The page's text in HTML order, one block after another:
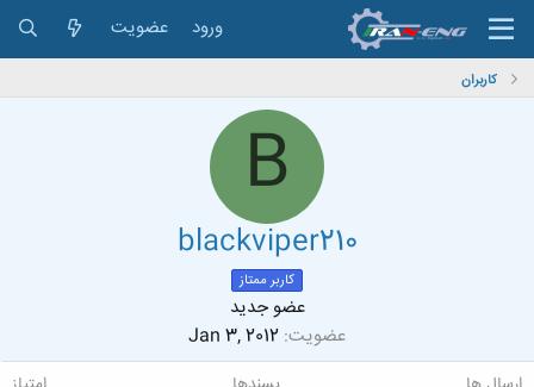
ورود عضویت
کاربران
B
blackviper210
کاربر ممتاز
عضو جدید
عضویت Jan 3, 2012